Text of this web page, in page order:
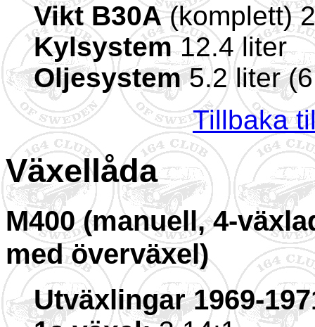
Vikt B30A(komplett)
Kylsystem12.4 liter
Oljesystem5.2 liter
Tillbaka
Växellåda
M400 (manuell, 4-
med överväxel)
Utväxlingar 1969-